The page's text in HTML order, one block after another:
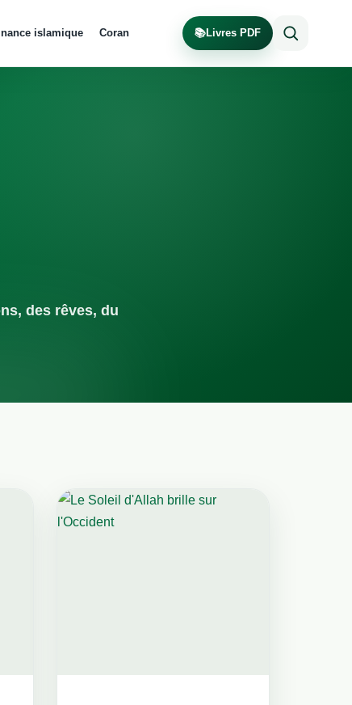
islamique Coran 📚Livres PDF
des rêves, du